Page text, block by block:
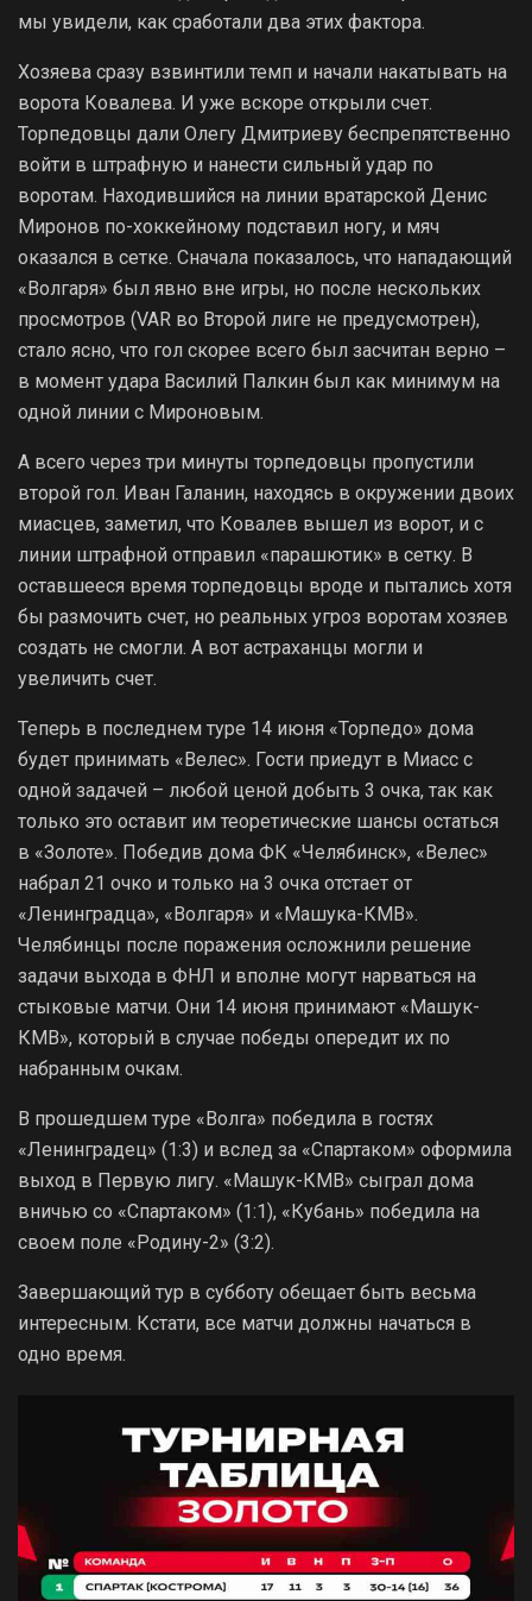
мы увидели, как сработали два этих фактора.
Хозяева сразу взвинтили темп и начали накатывать на
ворота Ковалева. И уже вскоре открыли счет.
Торпедовцы дали Олегу Дмитриеву беспрепятственно
войти в штрафную и нанести сильный удар по
воротам. Находившийся на линии вратарской Денис
Миронов по-хоккейному подставил ногу, и мяч
оказался в сетке. Сначала показалось, что нападающий
«Волгаря» был явно вне игры, но после нескольких
просмотров (VAR во Второй лиге не предусмотрен),
стало ясно, что гол скорее всего был засчитан верно –
в момент удара Василий Палкин был как минимум на
одной линии с Мироновым.
А всего через три минуты торпедовцы пропустили
второй гол. Иван Галанин, находясь в окружении двоих
миасцев, заметил, что Ковалев вышел из ворот, и с
линии штрафной отправил «парашютик» в сетку. В
оставшееся время торпедовцы вроде и пытались хотя
бы размочить счет, но реальных угроз воротам хозяев
создать не смогли. А вот астраханцы могли и
увеличить счет.
Теперь в последнем туре 14 июня «Торпедо» дома
будет принимать «Велес». Гости приедут в Миасс с
одной задачей – любой ценой добыть 3 очка, так как
только это оставит им теоретические шансы остаться
в «Золоте». Победив дома ФК «Челябинск», «Велес»
набрал 21 очко и только на 3 очка отстает от
«Ленинградца», «Волгаря» и «Машука-КМВ».
Челябинцы после поражения осложнили решение
задачи выхода в ФНЛ и вполне могут нарваться на
стыковые матчи. Они 14 июня принимают «Машук-
КМВ», который в случае победы опередит их по
набранным очкам.
В прошедшем туре «Волга» победила в гостях
«Ленинградец» (1:3) и вслед за «Спартаком» оформила
выход в Первую лигу. «Машук-КМВ» сыграл дома
вничью со «Спартаком» (1:1), «Кубань» победила на
своем поле «Родину-2» (3:2).
Завершающий тур в субботу обещает быть весьма
интересным. Кстати, все матчи должны начаться в
одно время.